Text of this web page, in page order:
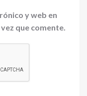
y web en
que comente.